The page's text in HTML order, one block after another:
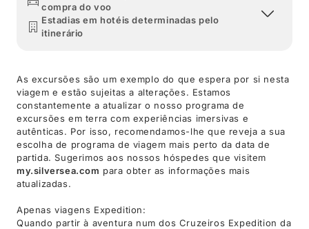
compra do voo
Estadias em hotéis determinadas pelo
itinerário
As excursões são um exemplo do que espera por si nesta
viagem e estão sujeitas a alterações. Estamos
constantemente a atualizar o nosso programa de
excursões em terra com experiências imersivas e
autênticas. Por isso, recomendamos-lhe que reveja a sua
escolha de programa de viagem mais perto da data de
partida. Sugerimos aos nossos hóspedes que visitem
my.silversea.com para obter as informações mais
atualizadas.
Apenas viagens Expedition:
Quando partir à aventura num dos Cruzeiros Expedition da